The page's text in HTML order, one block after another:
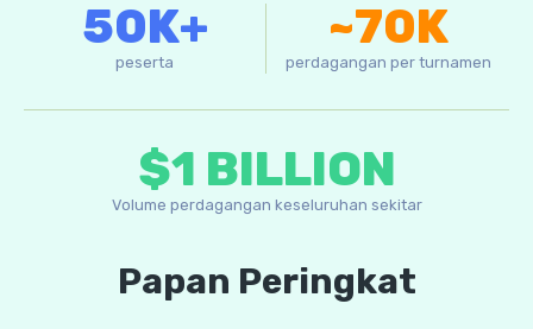
50K+
peserta
~70K
perdagangan per turnamen
$1 BILLION
Volume perdagangan keseluruhan sekitar
Papan Peringkat